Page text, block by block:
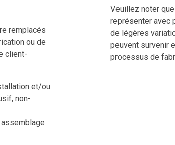
remplacés
ou de
client-
et/ou
non-
Veuillez noter
représenter avec
de légères
peuvent survenir
processus de